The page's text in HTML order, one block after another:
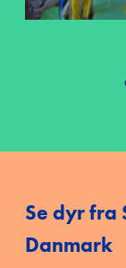
Se dyr fra
Danmark